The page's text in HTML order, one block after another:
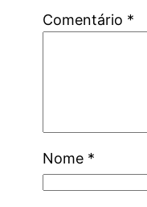
Comentário *
Nome *